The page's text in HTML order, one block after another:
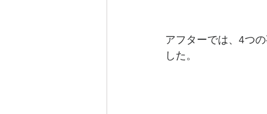
アフターでは、4つ
した。